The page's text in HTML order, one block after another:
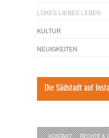
LÜKES LIEBES LEBEN
KULTUR
NEUIGKEITEN
Die Südstadt auf
KONTAKT RECHTE &